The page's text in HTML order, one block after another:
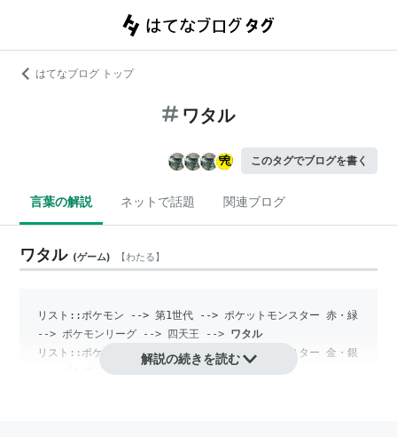
はてなブログ トップ
ワタル
このタグでブログを書く
言葉の解説 ネットで話題 関連ブログ
ワタル (ゲーム) 【わたる】
リスト::ポケモン
--> 第1世代 --> ポケットモンスター 赤・緑
--> ポケモンリーグ --> 四天王 --> ワタル
リスト::ポケモン
--> 第2世代 --> ポケットモンスター 金・銀
--> ポケモンリーグ -->
解説の続きを読む